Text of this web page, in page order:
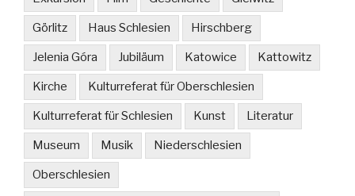
Görlitz Haus Schlesien Hirschberg
Jelenia Góra Jubiläum Katowice Kattowitz
Kirche Kulturreferat für Oberschlesien
Kulturreferat für Schlesien Kunst Literatur
Museum Musik Niederschlesien
Oberschlesien